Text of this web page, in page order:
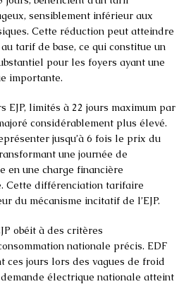
sensiblement inférieur aux
Cette réduction peut atteindre
tarif de base, ce qui constitue un
pour les foyers ayant une
importante.
EJP, limités à 22 jours maximum par
considérablement plus élevé.
jusqu’à 6 fois le prix du
une journée de
en une charge financière
Cette différenciation tarifaire
du mécanisme incitatif de l’EJP.
obéit à des critères
nationale précis. EDF
ces jours lors des vagues de froid
électrique nationale atteint